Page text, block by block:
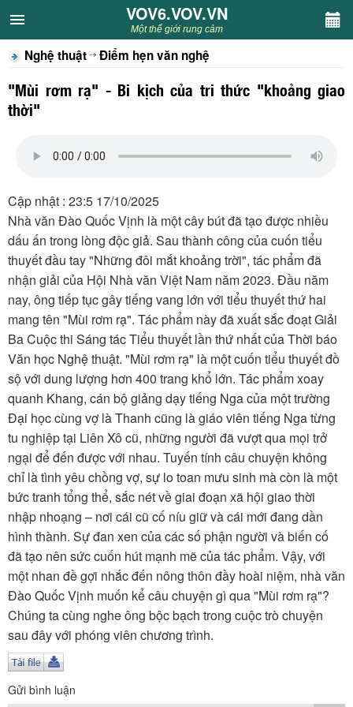
VOV6.VOV.VN
CHUYÊN MỤC
Khách VOV6
Sân khấu
Thiếu nhi
Kết nối VOV6
TÌM KIẾM
Vận hành bởi QI Corp
VOV6.VOV.VN
Một thế giới rung cảm
Nghệ thuật Điểm hẹn văn nghệ
"Mùi rơm rạ" - Bi kịch của tri thức "khoảng giao
thời"
Cập nhật : 23:5 17/10/2025
Nhà văn Đào Quốc Vịnh là một cây bút đã tạo được nhiều
dấu ấn trong lòng độc giả. Sau thành công của cuốn tiểu
thuyết đầu tay "Những đôi mắt khoảng trời", tác phẩm đã
nhận giải của Hội Nhà văn Việt Nam năm 2023. Đầu năm
nay, ông tiếp tục gây tiếng vang lớn với tiểu thuyết thứ hai
mang tên "Mùi rơm rạ". Tác phẩm này đã xuất sắc đoạt Giải
Ba Cuộc thi Sáng tác Tiểu thuyết lần thứ nhất của Thời báo
Văn học Nghệ thuật. "Mùi rơm rạ" là một cuốn tiểu thuyết đồ
sộ với dung lượng hơn 400 trang khổ lớn. Tác phẩm xoay
quanh Khang, cán bộ giảng dạy tiếng Nga của một trường
Đại học cùng vợ là Thanh cũng là giáo viên tiếng Nga từng
tu nghiệp tại Liên Xô cũ, những người đã vượt qua mọi trở
ngại để đến được với nhau. Tuyến tính câu chuyện không
chỉ là tình yêu chồng vợ, sự lo toan mưu sinh mà còn là một
bức tranh tổng thể, sắc nét về giai đoạn xã hội giao thời
nhập nhoạng – nơi cái cũ cố níu giữ và cái mới đang dần
hình thành. Sự đan xen của các số phận người và biến cố
đã tạo nên sức cuốn hút mạnh mẽ của tác phẩm. Vậy, với
một nhan đề gợi nhắc đến nông thôn đầy hoài niệm, nhà văn
Đào Quốc Vịnh muốn kể câu chuyện gì qua "Mùi rơm rạ"?
Chúng ta cùng nghe ông bộc bạch trong cuộc trò chuyện
sau đây với phóng viên chương trình.
Gửi bình luận